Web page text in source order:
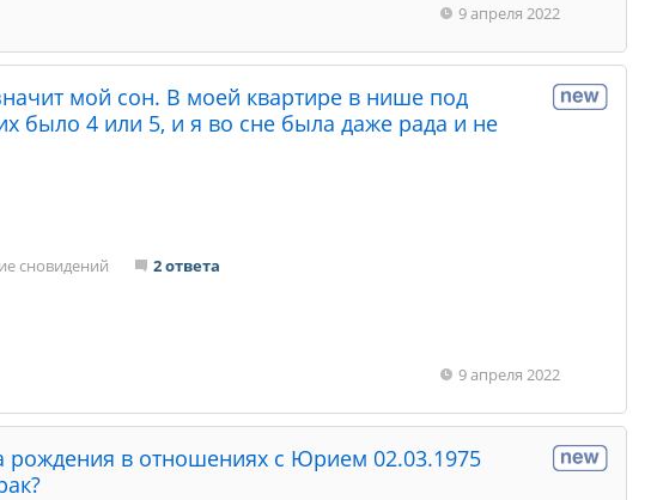
9 апреля 2022
мой сон. В моей квартире в нише под
было 4 или 5, и я во сне была даже рада и не
сновидений 2 ответа
9 апреля 2022
рождения в отношениях с Юрием 02.03.1975